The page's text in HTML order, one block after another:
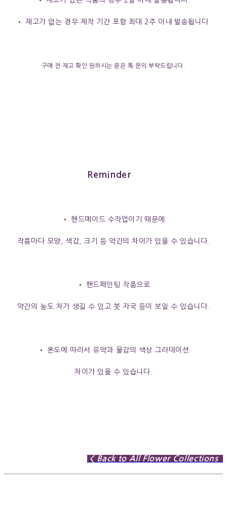
• 재고가 없는 경우 제작 기간 포함 최대 2주 이내 발송됩니다.
구매 전 재고 확인 원하시는 분은 톡 문의 부탁드립니다.
Reminder
• 핸드메이드 수작업이기 때문에
작품마다 모양, 색감, 크기 등 약간의 차이가 있을 수 있습니다.
• 핸드페인팅 작품으로
약간의 농도 차가 생길 수 있고 붓 자국 등이 보일 수 있습니다.
• 온도에 따라서 유약과 물감의 색상 그라데이션
차이가 있을 수 있습니다.
< Back to All Flower Collections